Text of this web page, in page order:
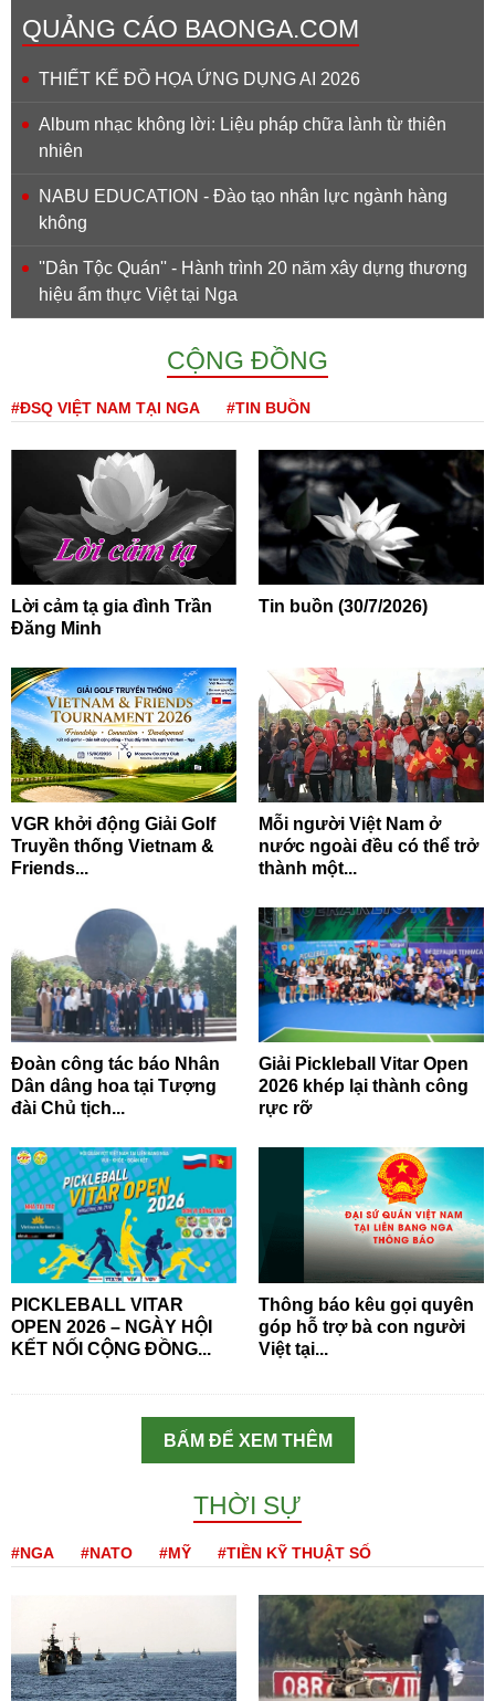
QUẢNG CÁO BAONGA.COM
THIẾT KẾ ĐỒ HỌA ỨNG DỤNG AI 2026
Album nhạc không lời: Liệu pháp chữa lành từ thiên
nhiên
NABU EDUCATION - Đào tạo nhân lực ngành hàng
không
''Dân Tộc Quán'' - Hành trình 20 năm xây dựng thương
hiệu ẩm thực Việt tại Nga
CỘNG ĐỒNG
#ĐSQ VIỆT NAM TẠI NGA #TIN BUỒN
Lời cảm tạ gia đình Trần
Đăng Minh
Tin buồn (30/7/2026)
VGR khởi động Giải Golf
Truyền thống Vietnam &
Friends...
Mỗi người Việt Nam ở
nước ngoài đều có thể trở
thành một...
Đoàn công tác báo Nhân
Dân dâng hoa tại Tượng
đài Chủ tịch...
Giải Pickleball Vitar Open
2026 khép lại thành công
rực rỡ
PICKLEBALL VITAR
OPEN 2026 – NGÀY HỘI
KẾT NỐI CỘNG ĐỒNG...
Thông báo kêu gọi quyên
góp hỗ trợ bà con người
Việt tại...
BẤM ĐỂ XEM THÊM
THỜI SỰ
#NGA #NATO #MỸ #TIỀN KỸ THUẬT SỐ